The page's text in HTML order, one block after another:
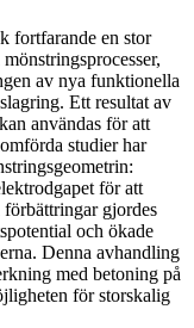
fortfarande en stor
av nya funktionella
Ett resultat av
användas för att
studier har
för att
gjordes
och ökade
Denna avhandling
med betoning på
för storskalig